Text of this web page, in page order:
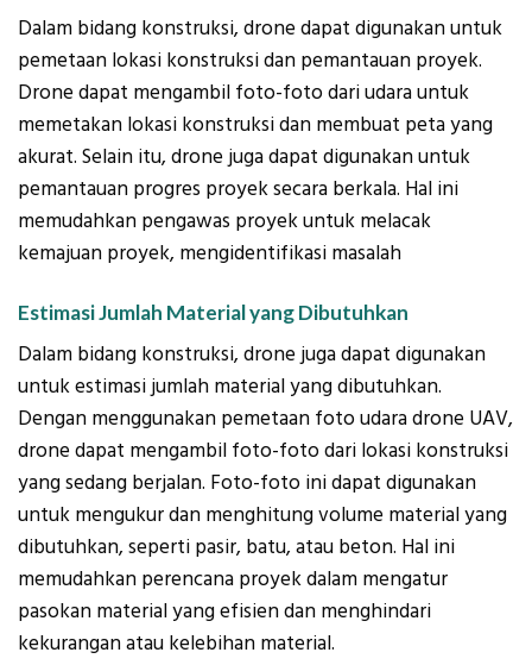
Dalam bidang konstruksi, drone dapat digunakan untuk
pemetaan lokasi konstruksi dan pemantauan proyek.
Drone dapat mengambil foto-foto dari udara untuk
memetakan lokasi konstruksi dan membuat peta yang
akurat. Selain itu, drone juga dapat digunakan untuk
pemantauan progres proyek secara berkala. Hal ini
memudahkan pengawas proyek untuk melacak
kemajuan proyek, mengidentifikasi masalah
Estimasi Jumlah Material yang Dibutuhkan
Dalam bidang konstruksi, drone juga dapat digunakan
untuk estimasi jumlah material yang dibutuhkan.
Dengan menggunakan pemetaan foto udara drone UAV,
drone dapat mengambil foto-foto dari lokasi konstruksi
yang sedang berjalan. Foto-foto ini dapat digunakan
untuk mengukur dan menghitung volume material yang
dibutuhkan, seperti pasir, batu, atau beton. Hal ini
memudahkan perencana proyek dalam mengatur
pasokan material yang efisien dan menghindari
kekurangan atau kelebihan material.